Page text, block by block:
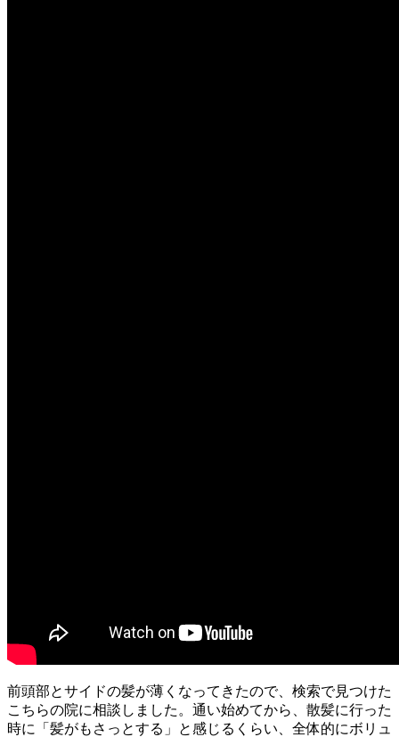
前頭部とサイドの髪が薄くなってきたので、検索で見つけた
こちらの院に相談しました。通い始めてから、散髪に行った
時に「髪がもさっとする」と感じるくらい、全体的にボリュ